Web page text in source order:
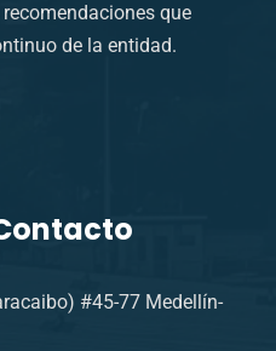
que
de la entidad.
#45-77 Medellín-